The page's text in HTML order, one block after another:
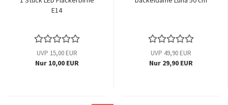
E14
UVP 15,00 EUR
Nur 10,00 EUR
UVP 49,90 EUR
Nur 29,90 EUR